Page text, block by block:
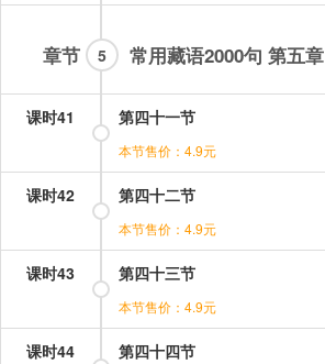
章节 常用藏语2000句 第五章
5
课时41 第四十一节
本节售价：4.9元
课时42 第四十二节
本节售价：4.9元
课时43 第四十三节
本节售价：4.9元
课时44 第四十四节